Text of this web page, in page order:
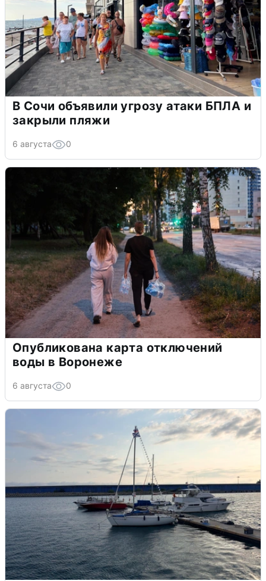
В Сочи объявили угрозу атаки БПЛА и
закрыли пляжи
6 августа 0
Опубликована карта отключений
воды в Воронеже
6 августа 0